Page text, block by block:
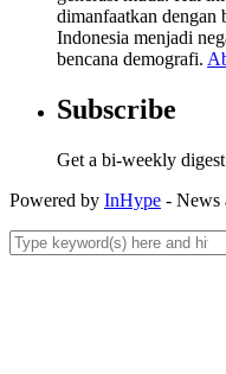
dimanfaatkan dengan
Indonesia menjadi
bencana demografi.
Subscribe
Get a bi-weekly
Powered by InHype - News